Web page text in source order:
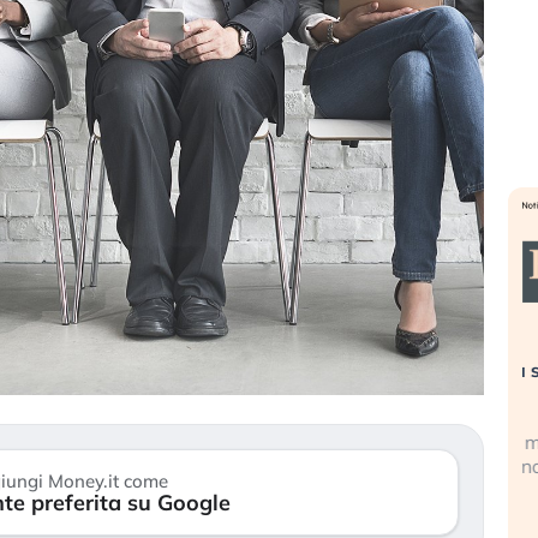
Money.it come
preferita su Google
Investitori
Quando la finanza pesa più
dell’economia reale. L’America sta
ripetendo gli errori del 2008?
sempre più sganciata dall’economia
reale. (…)